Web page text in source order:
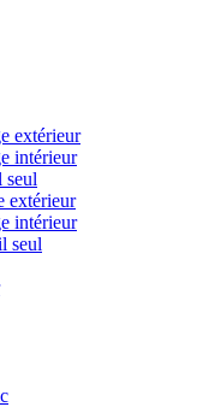
extérieur
intérieur
seul
extérieur
intérieur
seul